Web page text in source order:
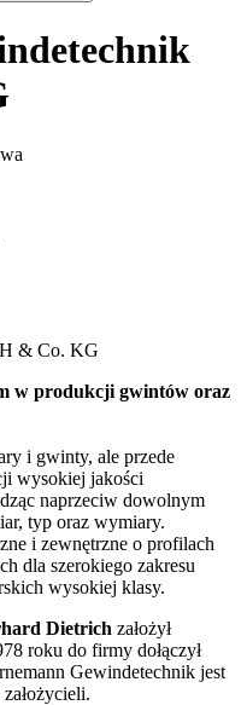
w produkcji gwintów oraz
i gwinty, ale przede
wysokiej jakości
naprzeciw dowolnym
typ oraz wymiary.
i zewnętrzne o profilach
dla szerokiego zakresu
wysokiej klasy.
Dietrich założył
roku do firmy dołączył
Gewindetechnik jest